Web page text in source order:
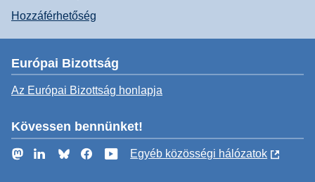
Hozzáférhetőség
Európai Bizottság
Az Európai Bizottság honlapja
Kövessen bennünket!
MastodonLinkedInBlueskyFacebookYouTube
Egyéb közösségi hálózatok